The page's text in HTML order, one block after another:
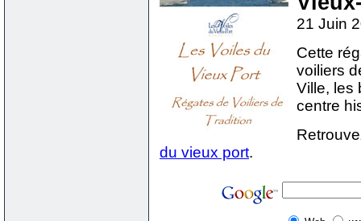
21 Juin
Cette
voiliers
Ville, les
centre
du vieux port.